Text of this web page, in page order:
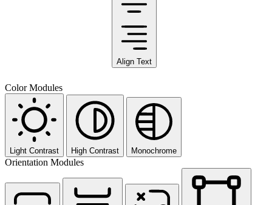
Align Text
Color Modules
Light Contrast High Contrast Monochrome
Orientation Modules